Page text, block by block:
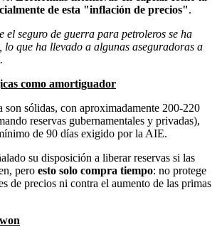
de esta "inflación de precios".
el seguro de guerra para petroleros se ha
que ha llevado a algunas aseguradoras a
como amortiguador
son sólidas, con aproximadamente 200-220
reservas gubernamentales y privadas),
de 90 días exigido por la AIE.
su disposición a liberar reservas si las
pero esto solo compra tiempo: no protege
de precios ni contra el aumento de las primas